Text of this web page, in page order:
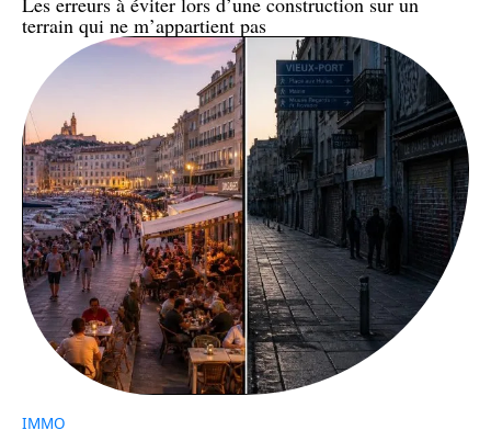
terrain qui ne m’appartient pas
IMMO